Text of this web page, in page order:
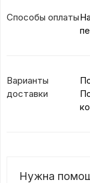
Способы оплаты
Варианты
доставки
Нужна